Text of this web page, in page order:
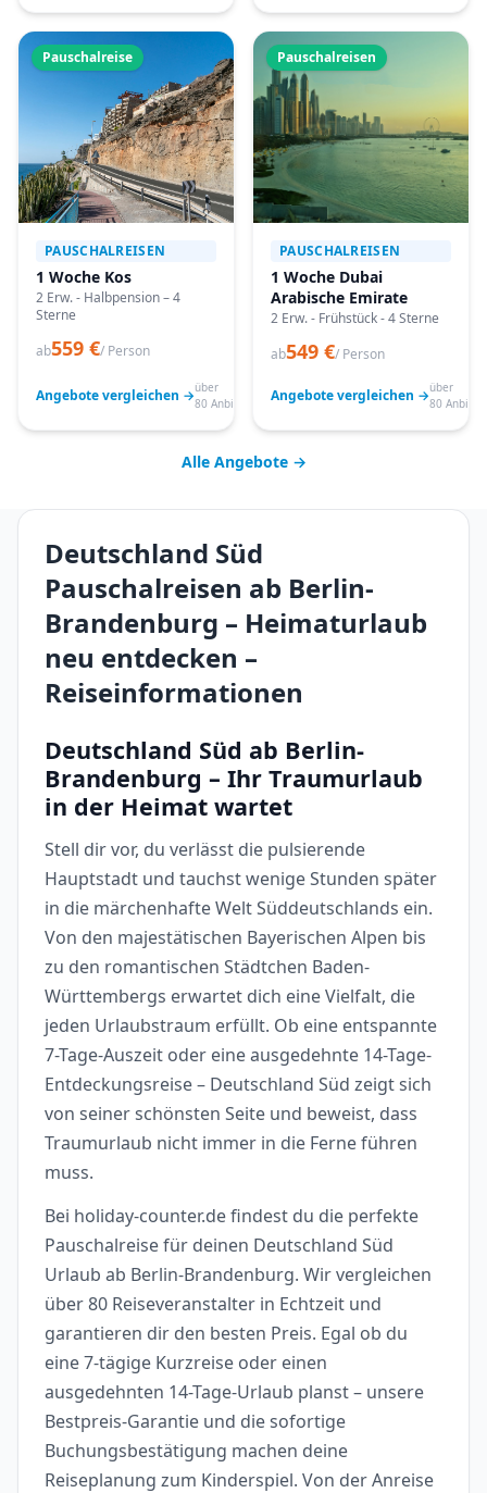
Pauschalreise
PAUSCHALREISEN
1 Woche Kos
2 Erw. - Halbpension – 4
Sterne
ab559 €/ Person
Angebote vergleichen →über
80 Anbieter
Pauschalreisen
PAUSCHALREISEN
1 Woche Dubai
Arabische Emirate
2 Erw. - Frühstück - 4 Sterne
ab549 €/ Person
Angebote vergleichen →über
80
Alle Angebote →
Deutschland Süd
Pauschalreisen ab Berlin-
Brandenburg – Heimaturlaub
neu entdecken –
Reiseinformationen
Deutschland Süd ab Berlin-
Brandenburg – Ihr Traumurlaub
in der Heimat wartet
Stell dir vor, du verlässt die pulsierende
Hauptstadt und tauchst wenige Stunden später
in die märchenhafte Welt Süddeutschlands ein.
Von den majestätischen Bayerischen Alpen bis
zu den romantischen Städtchen Baden-
Württembergs erwartet dich eine Vielfalt, die
jeden Urlaubstraum erfüllt. Ob eine entspannte
7-Tage-Auszeit oder eine ausgedehnte 14-Tage-
Entdeckungsreise – Deutschland Süd zeigt sich
von seiner schönsten Seite und beweist, dass
Traumurlaub nicht immer in die Ferne führen
muss.
Bei holiday-counter.de findest du die perfekte
Pauschalreise für deinen Deutschland Süd
Urlaub ab Berlin-Brandenburg. Wir vergleichen
über 80 Reiseveranstalter in Echtzeit und
garantieren dir den besten Preis. Egal ob du
eine 7-tägige Kurzreise oder einen
ausgedehnten 14-Tage-Urlaub planst – unsere
Bestpreis-Garantie und die sofortige
Buchungsbestätigung machen deine
Reiseplanung zum Kinderspiel. Von der Anreise